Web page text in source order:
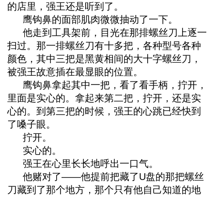
的店里，强王还是听到了。
鹰钩鼻的面部肌肉微微抽动了一下。
他走到工具架前，目光在那排螺丝刀上逐一
扫过。那一排螺丝刀有十多把，各种型号各种
颜色，其中三把是黑黄相间的大十字螺丝刀，
被强王故意插在最显眼的位置。
鹰钩鼻拿起其中一把，看了看手柄，拧开，
里面是实心的。拿起来第二把，拧开，还是实
心的。到第三把的时候，强王的心跳已经快到
了嗓子眼。
拧开。
实心的。
强王在心里长长地呼出一口气。
他赌对了——他提前把藏了U盘的那把螺丝
刀藏到了那个地方，那个只有他自己知道的地